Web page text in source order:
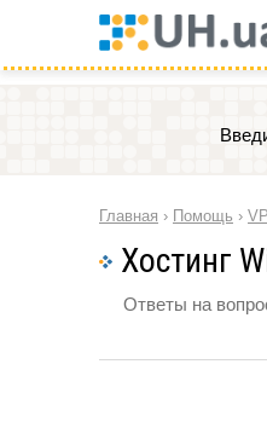
Главная › Помощь ›
Хостинг
Ответы на